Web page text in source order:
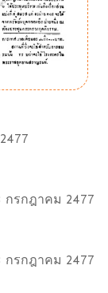
รกฎาคม 2477
รกฎาคม 2477